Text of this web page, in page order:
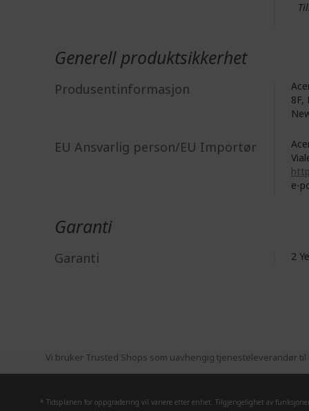
Generell produktsikkerhet
Produsentinformasjon
8F,
EU Ansvarlig person/EU Importør
e-
Garanti
Garanti 2
Vi bruker Trusted Shops som uavhengig tjenesteleverandør
* Tidsplanen for oppgradering vil variere etter enhet. Tilgjengelighet av